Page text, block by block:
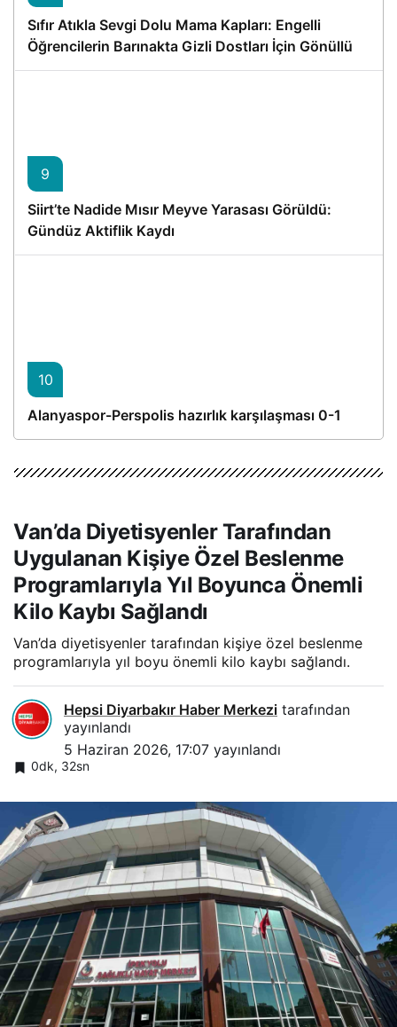
Sıfır Atıkla Sevgi Dolu Mama Kapları: Engelli
Öğrencilerin Barınakta Gizli Dostları İçin Gönüllü
Proje
9
Siirt’te Nadide Mısır Meyve Yarasası Görüldü:
Gündüz Aktiflik Kaydı
10
Alanyaspor-Perspolis hazırlık karşılaşması 0-1
Van’da Diyetisyenler Tarafından
Uygulanan Kişiye Özel Beslenme
Programlarıyla Yıl Boyunca Önemli
Kilo Kaybı Sağlandı
Van’da diyetisyenler tarafından kişiye özel beslenme
programlarıyla yıl boyu önemli kilo kaybı sağlandı.
Hepsi Diyarbakır Haber Merkezi tarafından
yayınlandı
5 Haziran 2026, 17:07 yayınlandı
0dk, 32sn